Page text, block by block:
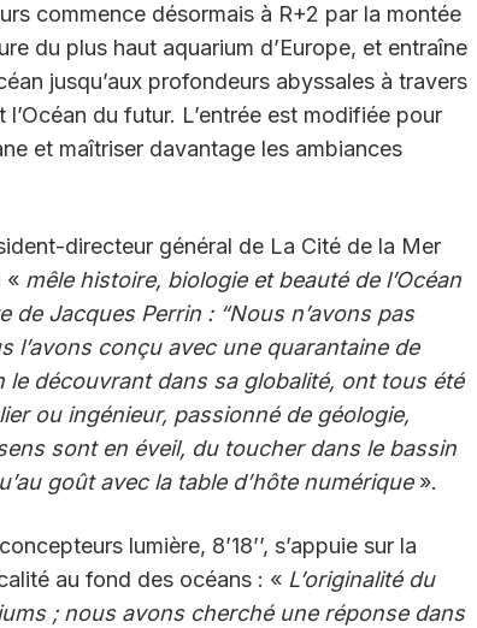
commence désormais à R+2 par la montée
du plus haut aquarium d’Europe, et entraîne
jusqu’aux profondeurs abyssales à travers
du futur. L’entrée est modifiée pour
et maîtriser davantage les ambiances
directeur général de La Cité de la Mer
« mêle histoire, biologie et beauté de l’Océan
de Jacques Perrin : “Nous n’avons pas
l’avons conçu avec une quarantaine de
le découvrant dans sa globalité, ont tous été
ou ingénieur, passionné de géologie,
sont en éveil, du toucher dans le bassin
goût avec la table d’hôte numérique».
lumière, 8’18’’, s’appuie sur la
au fond des océans : « L’originalité du
; nous avons cherché une réponse dans